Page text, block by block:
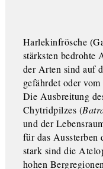
Harlekinfrösche
stärksten bedrohte
der Arten sind auf
gefährdet oder
Die Ausbreitung
Chytridpilzes (
und der
für das Aussterben
stark sind die
hohen